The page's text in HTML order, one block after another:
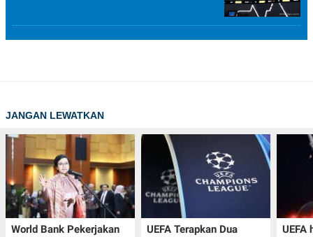
JANGAN LEWATKAN
World Bank Pekerjakan
UEFA Terapkan Dua
UEFA